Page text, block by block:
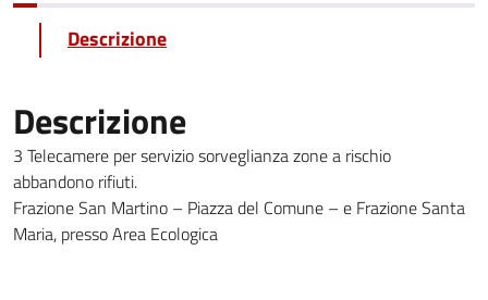
Descrizione
Descrizione
3 Telecamere per servizio sorveglianza zone a rischio
abbandono rifiuti.
Frazione San Martino – Piazza del Comune – e Frazione Santa
Maria, presso Area Ecologica